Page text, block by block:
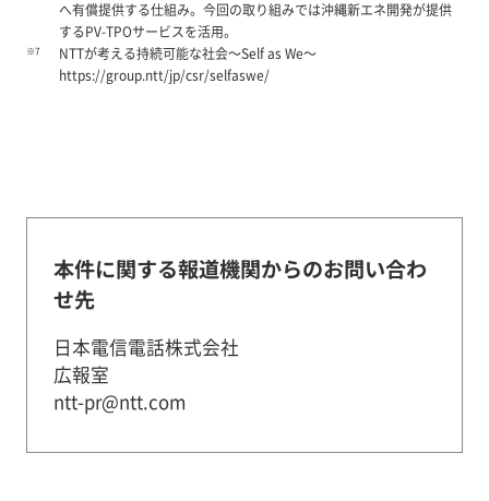
へ有償提供する仕組み。今回の取り組みでは沖縄新エネ開発が提供
するPV-TPOサービスを活用。
※7
NTTが考える持続可能な社会～Self as We～
https://group.ntt/jp/csr/selfaswe/
本件に関する報道機関からのお問い合わ
せ先
日本電信電話株式会社
広報室
ntt-pr@ntt.com